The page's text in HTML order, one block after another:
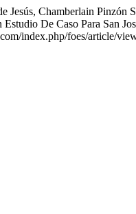
Jesús, Chamberlain
De Caso Para San
index.php/foes/article/